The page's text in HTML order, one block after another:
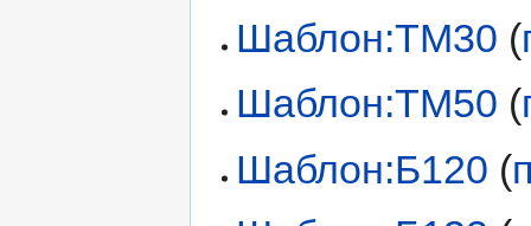
Шаблон:TM30 (
Шаблон:TM50 (
Шаблон:Б120 (